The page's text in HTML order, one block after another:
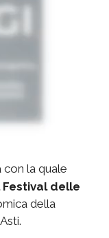
la quale
Festival delle
della